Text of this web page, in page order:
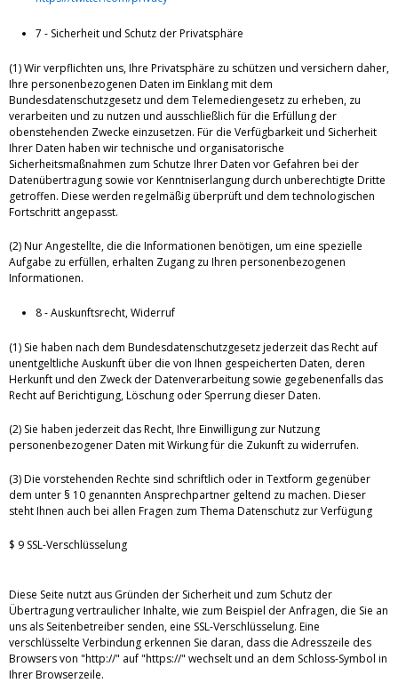
7 - Sicherheit und Schutz der Privatsphäre
(1) Wir verpflichten uns, Ihre Privatsphäre zu schützen und versichern daher,
Ihre personenbezogenen Daten im Einklang mit dem
Bundesdatenschutzgesetz und dem Telemediengesetz zu erheben, zu
verarbeiten und zu nutzen und ausschließlich für die Erfüllung der
obenstehenden Zwecke einzusetzen. Für die Verfügbarkeit und Sicherheit
Ihrer Daten haben wir technische und organisatorische
Sicherheitsmaßnahmen zum Schutze Ihrer Daten vor Gefahren bei der
Datenübertragung sowie vor Kenntniserlangung durch unberechtigte Dritte
getroffen. Diese werden regelmäßig überprüft und dem technologischen
Fortschritt angepasst.
(2) Nur Angestellte, die die Informationen benötigen, um eine spezielle
Aufgabe zu erfüllen, erhalten Zugang zu Ihren personenbezogenen
Informationen.
8 - Auskunftsrecht, Widerruf
(1) Sie haben nach dem Bundesdatenschutzgesetz jederzeit das Recht auf
unentgeltliche Auskunft über die von Ihnen gespeicherten Daten, deren
Herkunft und den Zweck der Datenverarbeitung sowie gegebenenfalls das
Recht auf Berichtigung, Löschung oder Sperrung dieser Daten.
(2) Sie haben jederzeit das Recht, Ihre Einwilligung zur Nutzung
personenbezogener Daten mit Wirkung für die Zukunft zu widerrufen.
(3) Die vorstehenden Rechte sind schriftlich oder in Textform gegenüber
dem unter § 10 genannten Ansprechpartner geltend zu machen. Dieser
steht Ihnen auch bei allen Fragen zum Thema Datenschutz zur Verfügung
$ 9 SSL-Verschlüsselung
Diese Seite nutzt aus Gründen der Sicherheit und zum Schutz der
Übertragung vertraulicher Inhalte, wie zum Beispiel der Anfragen, die Sie an
uns als Seitenbetreiber senden, eine SSL-Verschlüsselung. Eine
verschlüsselte Verbindung erkennen Sie daran, dass die Adresszeile des
Browsers von "http://" auf "https://" wechselt und an dem Schloss-Symbol in
Ihrer Browserzeile.